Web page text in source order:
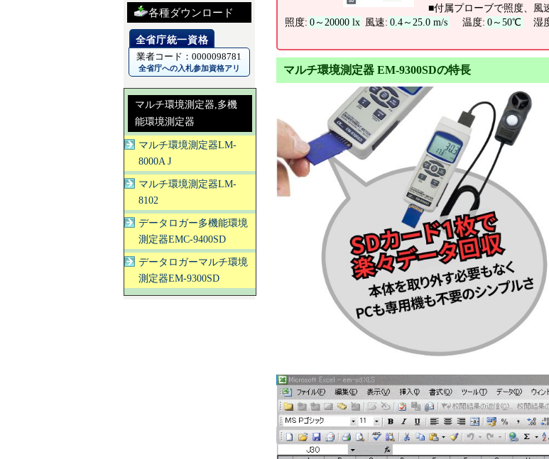
■付属プローブで照度、風
照度: 0～20000 lx 風速: 0.4～25.0 m/s 温度: 0～50℃ 湿
マルチ環境測定器 EM-9300SDの特長
各種ダウンロード
業者コード：0000098781
全省庁への入札参加資格アリ
マルチ環境測定器,多機
能環境測定器
マルチ環境測定器LM-
8000A J
マルチ環境測定器LM-
8102
データロガー多機能環境
測定器EMC-9400SD
データロガーマルチ環境
測定器EM-9300SD